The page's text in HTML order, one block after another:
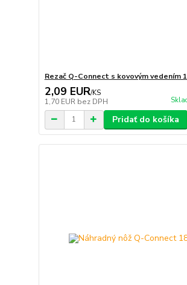
Rezač Q-Connect s kovovým vedením
2,09 EUR/KS
1,70 EUR bez DPH
Pridať do košíka